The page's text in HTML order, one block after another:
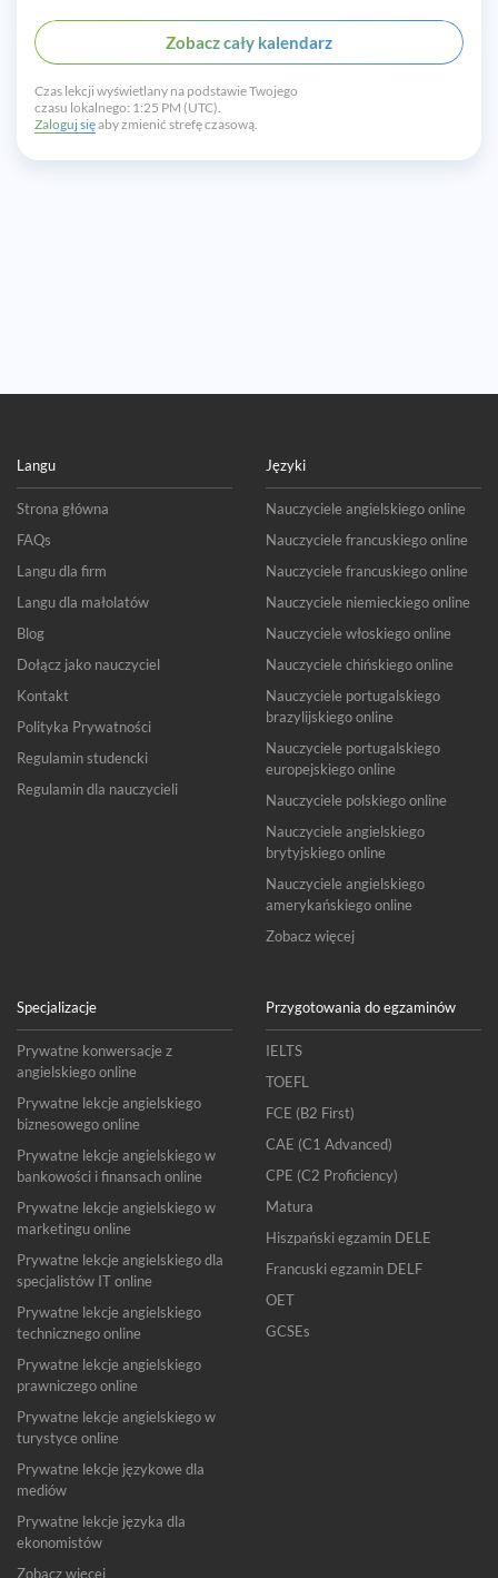
Zobacz cały kalendarz
Czas lekcji wyświetlany na podstawie Twojego
czasu lokalnego: 1:25 PM (UTC).
Zaloguj sięaby zmienić strefę czasową.
Langu
Strona główna
FAQs
Langu dla firm
Langu dla małolatów
Blog
Dołącz jako nauczyciel
Kontakt
Polityka Prywatności
Regulamin studencki
Regulamin dla nauczycieli
Języki
Nauczyciele angielskiego online
Nauczyciele francuskiego online
Nauczyciele francuskiego online
Nauczyciele niemieckiego online
Nauczyciele włoskiego online
Nauczyciele chińskiego online
Nauczyciele portugalskiego
brazylijskiego online
Nauczyciele portugalskiego
europejskiego online
Nauczyciele polskiego online
Nauczyciele angielskiego
brytyjskiego online
Nauczyciele angielskiego
amerykańskiego online
Zobacz więcej
Specjalizacje
Prywatne konwersacje z
angielskiego online
Prywatne lekcje angielskiego
biznesowego online
Prywatne lekcje angielskiego w
bankowości i finansach online
Prywatne lekcje angielskiego w
marketingu online
Prywatne lekcje angielskiego dla
specjalistów IT online
Prywatne lekcje angielskiego
technicznego online
Prywatne lekcje angielskiego
prawniczego online
Prywatne lekcje angielskiego w
turystyce online
Prywatne lekcje językowe dla
mediów
Prywatne lekcje języka dla
ekonomistów
Zobacz więcej
Przygotowania do egzaminów
IELTS
TOEFL
FCE (B2 First)
CAE (C1 Advanced)
CPE (C2 Proficiency)
Matura
Hiszpański egzamin DELE
Francuski egzamin DELF
OET
GCSEs